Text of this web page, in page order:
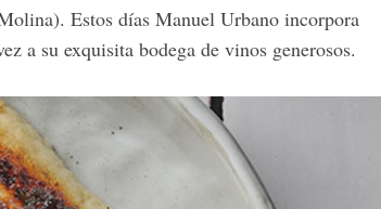
Estos días Manuel Urbano incorpora
a su exquisita bodega de vinos generosos.